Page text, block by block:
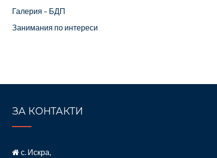
Галерия – БДП
Занимания по интереси
ЗА КОНТАКТИ
с. Искра,